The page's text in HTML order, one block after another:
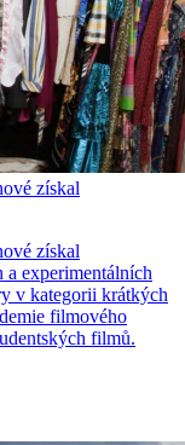
získal
získal
a experimentálních
v kategorii krátkých
filmového
filmů.